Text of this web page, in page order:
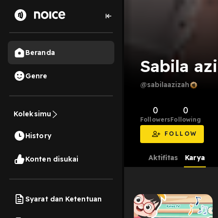
Beranda
Genre
Koleksimu
History
Konten disukai
Syarat dan Ketentuan
Sabila
@sabilaazizah
0
Followers
0
Following
FOLLOW
Aktifitas Karya